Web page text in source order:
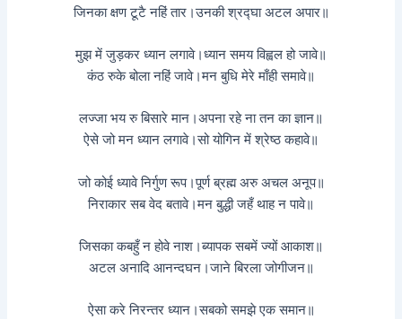
जिनका क्षण टूटै नहिं तार।उनकी श्रद्घा अटल अपार॥
मुझ में जुड़कर ध्यान लगावे।ध्यान समय विह्वल हो जावे॥
कंठ रुके बोला नहिं जावे।मन बुधि मेरे माँही समावे॥
लज्जा भय रु बिसारे मान।अपना रहे ना तन का ज्ञान॥
ऐसे जो मन ध्यान लगावे।सो योगिन में श्रेष्ठ कहावे॥
जो कोई ध्यावे निर्गुण रूप।पूर्ण ब्रह्म अरु अचल अनूप॥
निराकार सब वेद बतावे।मन बुद्धी जहँ थाह न पावे॥
जिसका कबहुँ न होवे नाश।ब्यापक सबमें ज्यों आकाश॥
अटल अनादि आनन्दघन।जाने बिरला जोगीजन॥
ऐसा करे निरन्तर ध्यान।सबको समझे एक समान॥